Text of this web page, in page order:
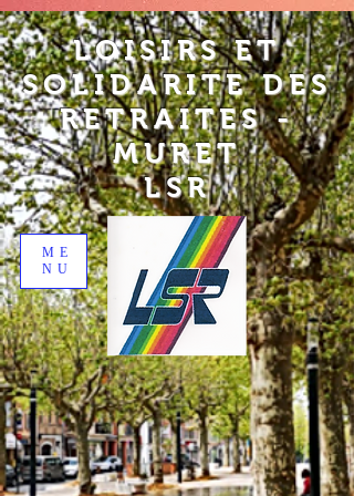
LOISIRS ET
SOLIDARITE DES
RETRAITES -
MURET
LSR
ME
NU